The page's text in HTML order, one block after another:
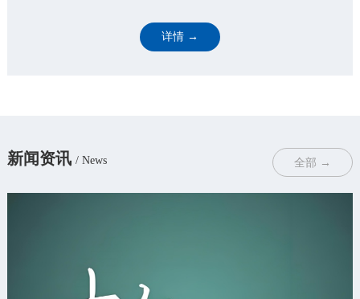
详情 →
新闻资讯 / News 全部 →